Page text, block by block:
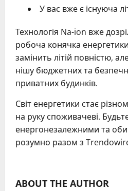
У вас вже є існуюча
Технологія Na-ion вже
робоча конячка
замінить літій повністю,
нішу бюджетних та
приватних будинків.
Світ енергетики стає
на руку споживачеві.
енергонезалежними та
розумно разом з
ABOUT THE AUTHOR